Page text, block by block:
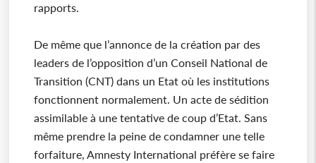
rapports.
De même que l’annonce de la création par des
leaders de l’opposition d’un Conseil National de
Transition (CNT) dans un Etat où les institutions
fonctionnent normalement. Un acte de sédition
assimilable à une tentative de coup d’Etat. Sans
même prendre la peine de condamner une telle
forfaiture, Amnesty International préfère se faire